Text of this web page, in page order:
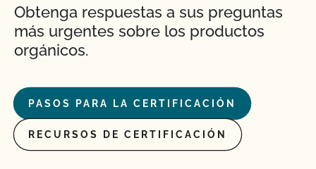
Obtenga respuestas a sus preguntas
más urgentes sobre los productos
orgánicos.
PASOS PARA LA CERTIFICACIÓN
RECURSOS DE CERTIFICACIÓN